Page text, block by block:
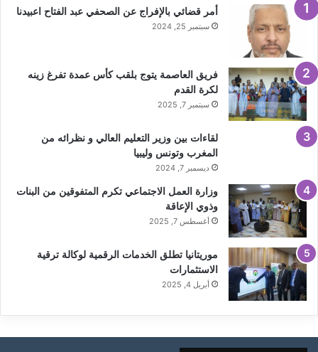
أمر قضائي بالإفراج عن الصحفي عبد الفتاح اعبيدنا
سبتمبر 25, 2024
فريق العاصمة يتوج بلقب كأس عمدة تفرغ زينه
لكرة القدم
سبتمبر 7, 2025
لقاءات بين وزير التعليم العالي و نظرائه من
المغرب وتونس وليبيا
ديسمبر 7, 2024
وزارة العمل الاجتماعي تكرم المتفوقين من البنات
وذوي الإعاقة
أغسطس 7, 2025
موريتانيا تطلق الخدمات الرقمية لوكالة ترقية
الاستثمارات
أبريل 4, 2025